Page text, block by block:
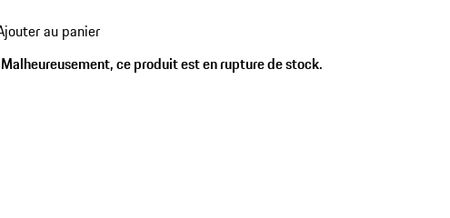
variantes
au panier
Malheureusement, ce produit est en rupture de stock.